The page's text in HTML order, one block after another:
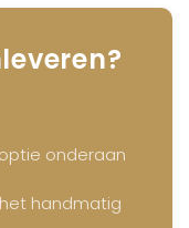
onderaan
handmatig